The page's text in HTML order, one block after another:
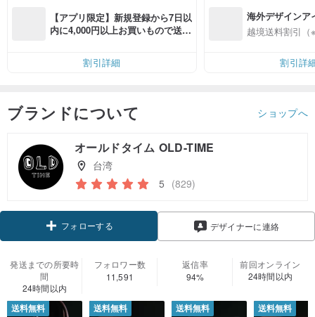
【アプリ限定】新規登録から7日以
内に4,000円以上お買いもので送料
割引詳細
海外デザインア
入
越境送料割引（
割引詳
ブランドについて ショップへ
オールドタイム OLD-TIME
台湾
5 (829)
フォローする デザイナーに連絡
発送までの所要時
間
24時間以内
フォロワー数
11,591
返信率
94%
前回オンライン
24時間以内
送料無料 送料無料 送料無料 送料無料